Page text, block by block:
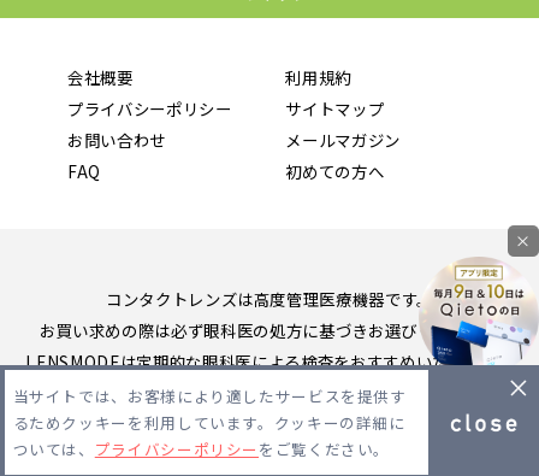
会社概要
利用規約
プライバシーポリシー
サイトマップ
お問い合わせ
メールマガジン
FAQ
初めての方へ
コンタクトレンズは高度管理医療機器です。
お買い求めの際は必ず眼科医の処方に基づきお選びください。
LENSMODEは定期的な眼科医による検査をおすすめいたします。
Copyright 2026 LENSMODE PTE,LTD. All Rights Reserved.
当サイトでは、お客様により適したサービスを提供す
るためクッキーを利用しています。クッキーの詳細に
ついては、 プライバシーポリシー をご覧ください。
×